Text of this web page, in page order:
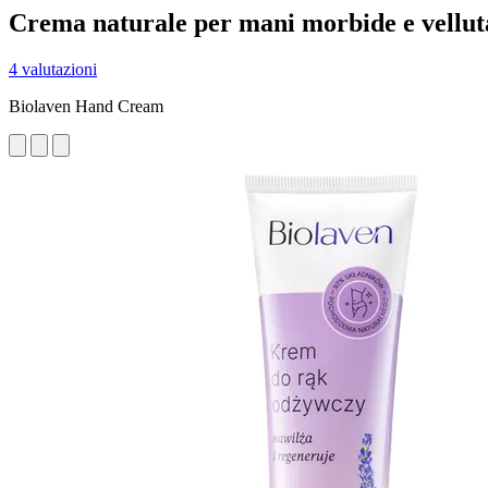
Crema naturale per mani morbide e
4 valutazioni
Biolaven Hand Cream